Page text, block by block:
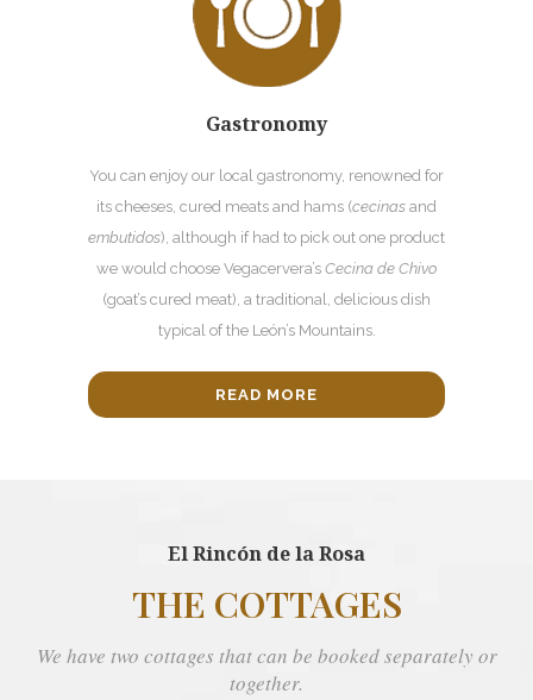
Gastronomy
You can enjoy our local gastronomy, renowned for
its cheeses, cured meats and hams (cecinas and
embutidos), although if had to pick out one product
we would choose Vegacervera’s Cecina de Chivo
(goat’s cured meat), a traditional, delicious dish
typical of the León’s Mountains.
READ MORE
El Rincón de la Rosa
THE COTTAGES
We have two cottages that can be booked separately or
together.